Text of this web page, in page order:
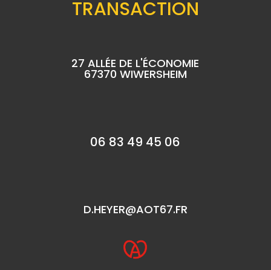
TRANSACTION
27 ALLÉE DE L'ÉCONOMIE
67370 WIWERSHEIM
06 83 49 45 06
D.HEYER@AOT67.FR